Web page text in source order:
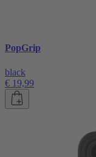
PopGrip
black
€ 19,99